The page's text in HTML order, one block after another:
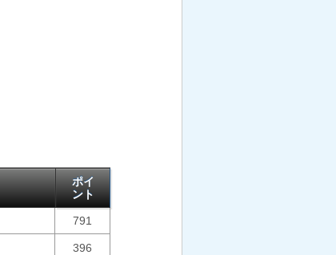
ポイ
ント
791
396